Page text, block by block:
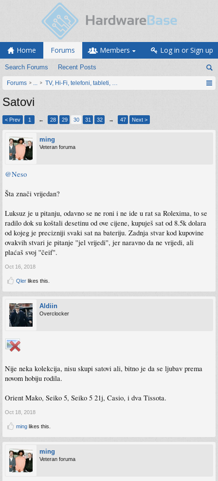
Home Forums
Search Forums Recent Posts
Members Log in or Sign up
Forums ... TV, Hi-Fi, telefoni, tableti, satovi, IoT oprema
Satovi
< Prev 1 ← 28 29 30 31 32 → 47 Next >
ming
Veteran foruma
@Neso
Šta znači vrijedan?
Luksuz je u pitanju, odavno se ne roni i ne ide u rat sa Rolexima, to se
radilo dok su koštali desetinu od ove cijene, kupuješ sat od 8.5k dolara
od kojeg je precizniji svaki sat na bateriju. Zadnja stvar kod kupovine
ovakvih stvari je pitanje ''jel vrijedi'', jer naravno da ne vrijedi, ali
plaćaš svoj ''čeif''.
Oct 16, 2018
Qler likes this.
Aldiin
Overclocker
Nije neka kolekcija, nisu skupi satovi ali, bitno je da se ljubav prema
novom hobiju rodila.
Orient Mako, Seiko 5, Seiko 5 21j, Casio, i dva Tissota.
Oct 18, 2018
ming likes this.
ming
Veteran foruma